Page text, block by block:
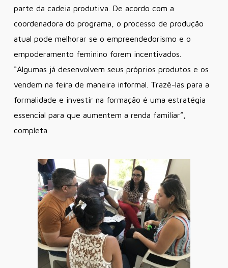
parte da cadeia produtiva. De acordo com a
coordenadora do programa, o processo de produção
atual pode melhorar se o empreendedorismo e o
empoderamento feminino forem incentivados.
“Algumas já desenvolvem seus próprios produtos e os
vendem na feira de maneira informal. Trazê-las para a
formalidade e investir na formação é uma estratégia
essencial para que aumentem a renda familiar”,
completa.